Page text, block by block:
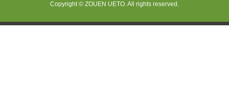
Copyright © ZOUEN UETO. All rights reserved.